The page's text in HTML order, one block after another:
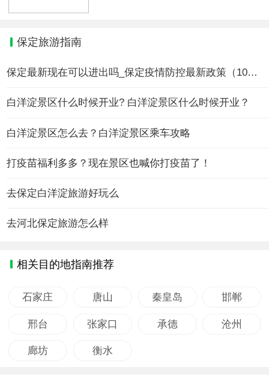
保定旅游指南
保定最新现在可以进出吗_保定疫情防控最新政策（10月25日更
白洋淀景区什么时候开业? 白洋淀景区什么时候开业？
白洋淀景区怎么去？白洋淀景区乘车攻略
打疫苗福利多多？现在景区也喊你打疫苗了！
去保定白洋淀旅游好玩么
去河北保定旅游怎么样
相关目的地指南推荐
石家庄 唐山 秦皇岛 邯郸
邢台 张家口 承德 沧州
廊坊 衡水